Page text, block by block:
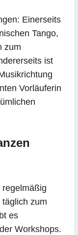
Einerseits
Tango,
zum
ist
Vorläuferin
zum
es
Workshops.